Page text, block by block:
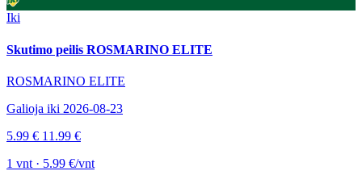
Iki
Skutimo peilis ROSMARINO ELITE
ROSMARINO ELITE
Galioja iki 2026-08-23
5.99 € 11.99 €
1 vnt · 5.99 €/vnt